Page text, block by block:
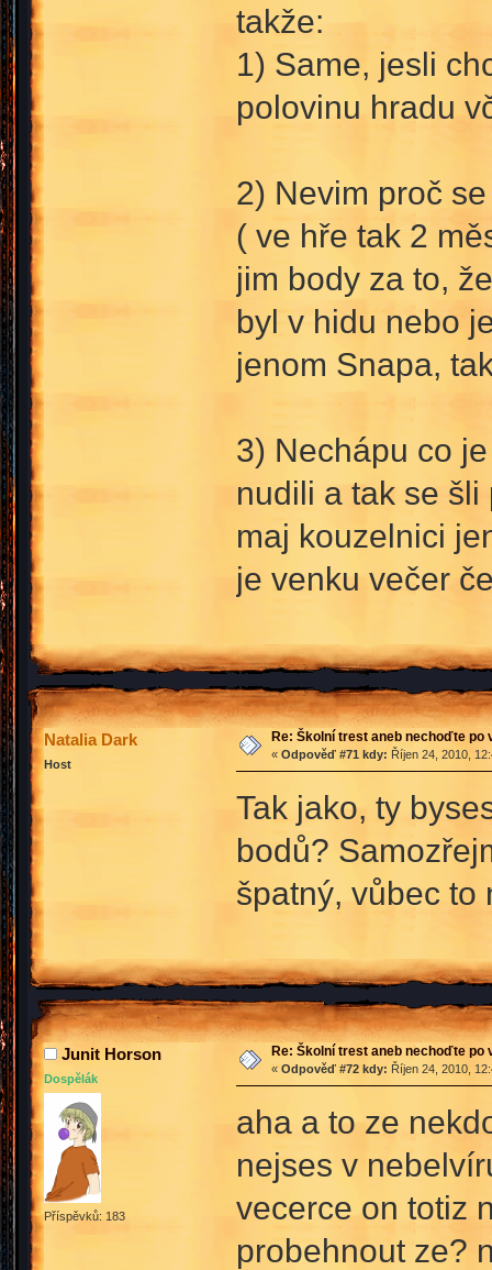
takže:
1) Same, jesli
polovinu hradu
2) Nevim proč
( ve hře tak 2
jim body za to,
byl v hidu nebo
jenom Snapa,
3) Nechápu co
nudili a tak se
maj kouzelnici
je venku večer
Natalia Dark
Host
Re: Školní trest aneb nechoďte po
« Odpověď #71 kdy: Říjen 24, 2010,
Tak jako, ty
bodů?
špatný, vůbec to
Junit Horson
Dospělák
Příspěvků: 183
Re: Školní trest aneb nechoďte po
« Odpověď #72 kdy: Říjen 24, 2010,
aha a to ze
nejses v
vecerce on totiz
probehnout ze?